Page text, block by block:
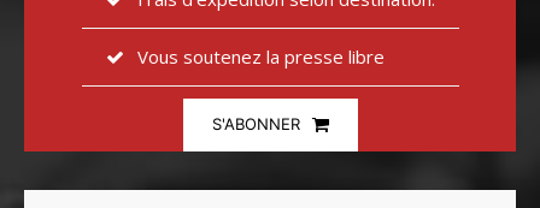
Vous soutenez la presse libre
S'ABONNER